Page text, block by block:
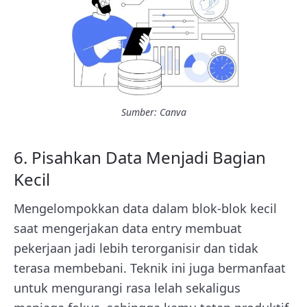
Sumber: Canva
6. Pisahkan Data Menjadi Bagian
Kecil
Mengelompokkan data dalam blok-blok kecil
saat mengerjakan data entry membuat
pekerjaan jadi lebih terorganisir dan tidak
terasa membebani. Teknik ini juga bermanfaat
untuk mengurangi rasa lelah sekaligus